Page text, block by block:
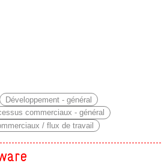
Développement - général
commerciaux - général
/ flux de travail